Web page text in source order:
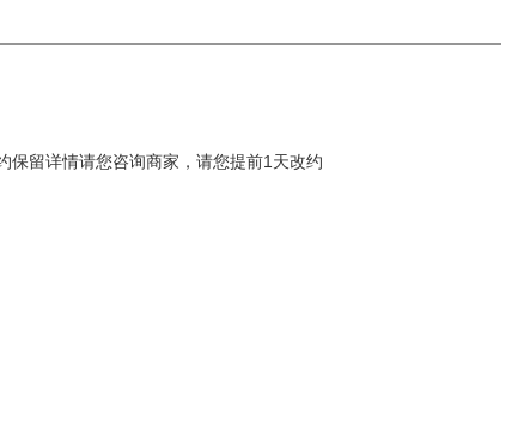
保留详情请您咨询商家，请您提前1天改约